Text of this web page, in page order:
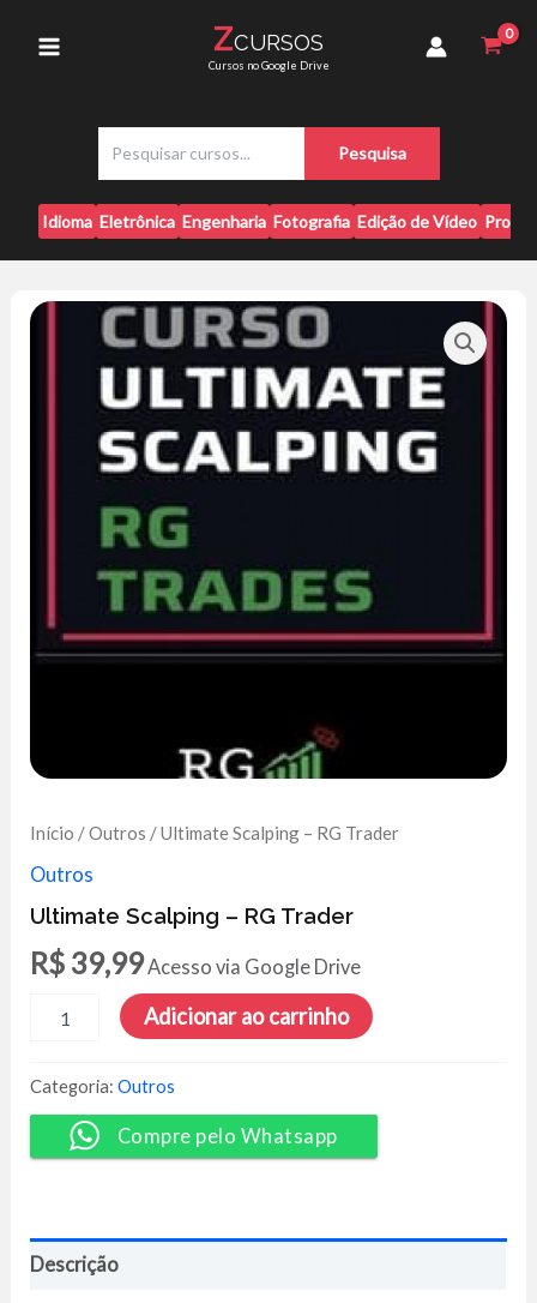
Menu
ZCURSOS
Cursos no Google Drive
s
q
u
i
a
r
Pesquisa
Idioma Eletrônica Engenharia Fotografia Edição de Vídeo
Início /Outros / Ultimate Scalping – RG Trader
Outros
Ultimate Scalping – RG Trader
R$ 39,99Acesso via Google Drive
Scalping
RG
Trader
quantidade
Adicionar ao carrinho
Categoria:Outros
Compre pelo Whatsapp
Descrição
Trader